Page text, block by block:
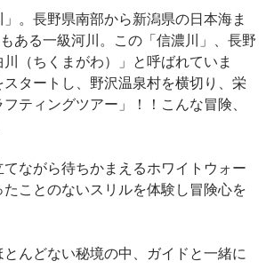
。長野県南部から新潟県の日本海ま
ある一級河川。この「信濃川」、長野
（ちくまがわ）」と呼ばれていま
タートし、野沢温泉村を横切り、栄
ティングツアー」！！こんな冒険、
ながら待ちかまえるホワイトウォー
ことのないスリルを体験し冒険心を
んどない秘境の中、ガイドと一緒に